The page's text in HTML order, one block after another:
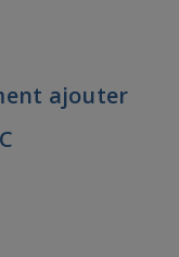
ajouter